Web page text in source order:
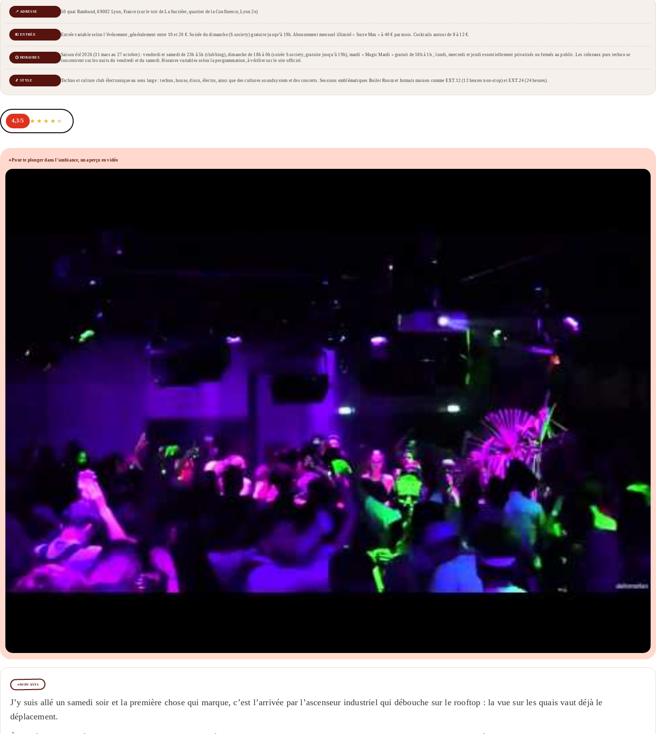
📍 ADRESSE 50 quai Rambaud, 69002 Lyon, France (sur le toit de La Sucrière, quartier de la Confluence, Lyon 2e)
💶 ENTRÉE Entrée variable selon l’événement, généralement entre 10 et 20 €. Soirée du dimanche (S.society) gratuite jusqu’à 19h. Abonnement mensuel illimité « Sucre Max » à 40 € par mois. Cocktails autour de 8 à 12 €.
🕒 HORAIRES
Saison été 2026 (31 mars au 27 octobre) : vendredi et samedi de 23h à 5h (clubbing), dimanche de 18h à 0h (soirée S.society, gratuite jusqu’à 19h), mardi « Magic Mardi » gratuit de 18h à 1h ; lundi, mercredi et jeudi essentiellement privatisés ou fermés au public. Les créneaux purs techno se
concentrent sur les nuits du vendredi et du samedi. Horaires variables selon la programmation, à vérifier sur le site officiel.
🎵 STYLE Techno et culture club électronique au sens large : techno, house, disco, électro, ainsi que des cultures soundsystem et des concerts. Sessions emblématiques Boiler Room et formats maison comme EXT.12 (12 heures non-stop) et EXT.24 (24 heures).
4,3/5
Pour te plonger dans l’ambiance, un aperçu en vidéo
MON AVIS
J’y suis allé un samedi soir et la première chose qui marque, c’est l’arrivée par l’ascenseur industriel qui débouche sur le rooftop : la vue sur les quais vaut déjà le
déplacement.